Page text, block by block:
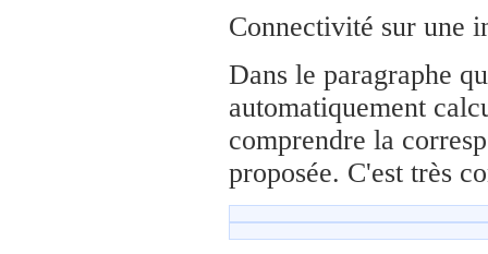
Connectivité sur une
Dans le paragraphe
automatiquement
comprendre la
proposée. C'est très